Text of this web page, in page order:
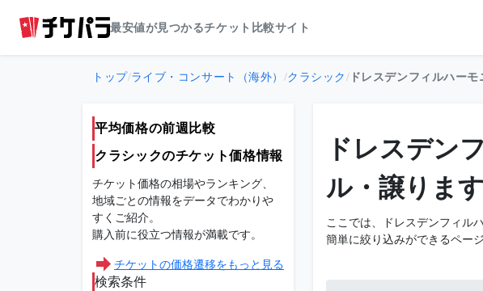
最安値が見つかるチケット比較サイト
トップ/ライブ・コンサート（海外） /クラシック /ドレスデンフィルハーモ
ドレスデン
ル・譲りま
ここでは、ドレスデンフィル
簡単に絞り込みができるページ
平均価格の前週比較
クラシックのチケット価格情報
チケット価格の相場やランキング、
地域ごとの情報をデータでわかりや
すくご紹介。
購入前に役立つ情報が満載です。
チケットの価格遷移をもっと見る
検索条件